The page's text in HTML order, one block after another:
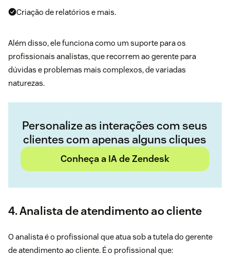
Criação de relatórios e mais.
Além disso, ele funciona como um suporte para os
profissionais analistas, que recorrem ao gerente para
dúvidas e problemas mais complexos, de variadas
naturezas.
Personalize as interações com seus
clientes com apenas alguns cliques
Conheça a IA de Zendesk
4. Analista de atendimento ao cliente
O analista é o profissional que atua sob a tutela do gerente
de atendimento ao cliente. É o profissional que: